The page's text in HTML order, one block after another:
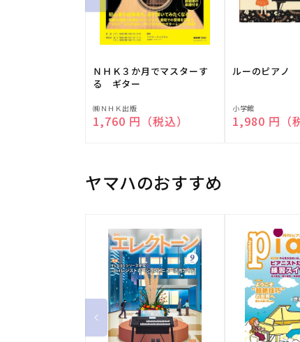
ＮＨＫ３か月でマスターす
る ギター
販
売
㈱ＮＨＫ出版
通常価格
1,760 円（税込）
ルーのピアノ
販
売
小学館
通常価格
1,980 円（
ヤマハのおすすめ